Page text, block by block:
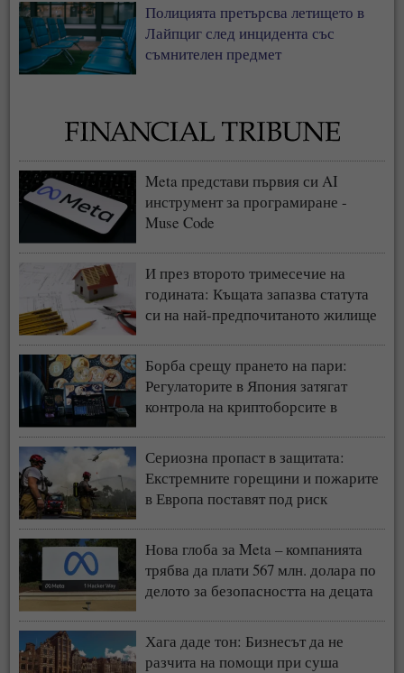
Полицията претърсва летището в
Лайпциг след инцидента със
съмнителен предмет
Meta представи първия си AI
инструмент за програмиране -
Muse Code
И през второто тримесечие на
годината: Къщата запазва статута
си на най-предпочитаното жилище
Борба срещу прането на пари:
Регулаторите в Япония затягат
контрола на криптоборсите в
Сериозна пропаст в защитата:
Екстремните горещини и пожарите
в Европа поставят под риск
Нова глоба за Meta – компанията
трябва да плати 567 млн. долара по
делото за безопасността на децата
Хага даде тон: Бизнесът да не
разчита на помощи при суша